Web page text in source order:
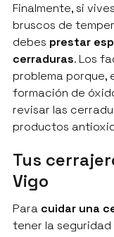
Finalmente, si
bruscos de
debes prestar
cerraduras. Los
problema porque,
formación de
revisar las
productos
Tus
Vigo
Para cuidar una
tener la